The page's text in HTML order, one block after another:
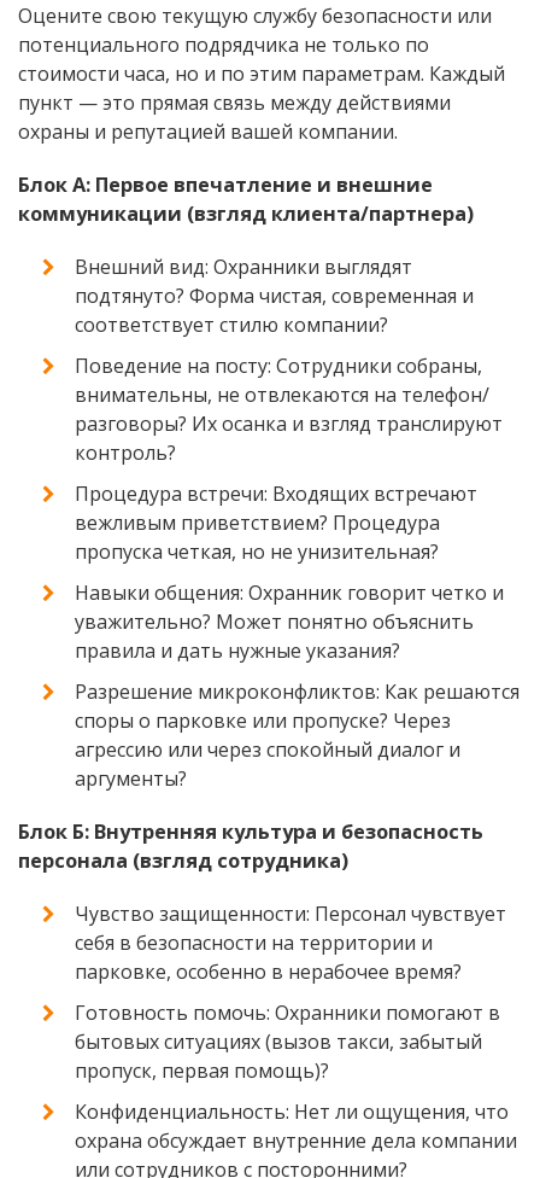
Оцените свою текущую службу безопасности или
потенциального подрядчика не только по
стоимости часа, но и по этим параметрам. Каждый
пункт — это прямая связь между действиями
охраны и репутацией вашей компании.
Блок А: Первое впечатление и внешние
коммуникации (взгляд клиента/партнера)
Внешний вид: Охранники выглядят
подтянуто? Форма чистая, современная и
соответствует стилю компании?
Поведение на посту: Сотрудники собраны,
внимательны, не отвлекаются на телефон/
разговоры? Их осанка и взгляд транслируют
контроль?
Процедура встречи: Входящих встречают
вежливым приветствием? Процедура
пропуска четкая, но не унизительная?
Навыки общения: Охранник говорит четко и
уважительно? Может понятно объяснить
правила и дать нужные указания?
Разрешение микроконфликтов: Как решаются
споры о парковке или пропуске? Через
агрессию или через спокойный диалог и
аргументы?
Блок Б: Внутренняя культура и безопасность
персонала (взгляд сотрудника)
Чувство защищенности: Персонал чувствует
себя в безопасности на территории и
парковке, особенно в нерабочее время?
Готовность помочь: Охранники помогают в
бытовых ситуациях (вызов такси, забытый
пропуск, первая помощь)?
Конфиденциальность: Нет ли ощущения, что
охрана обсуждает внутренние дела компании
или сотрудников с посторонними?